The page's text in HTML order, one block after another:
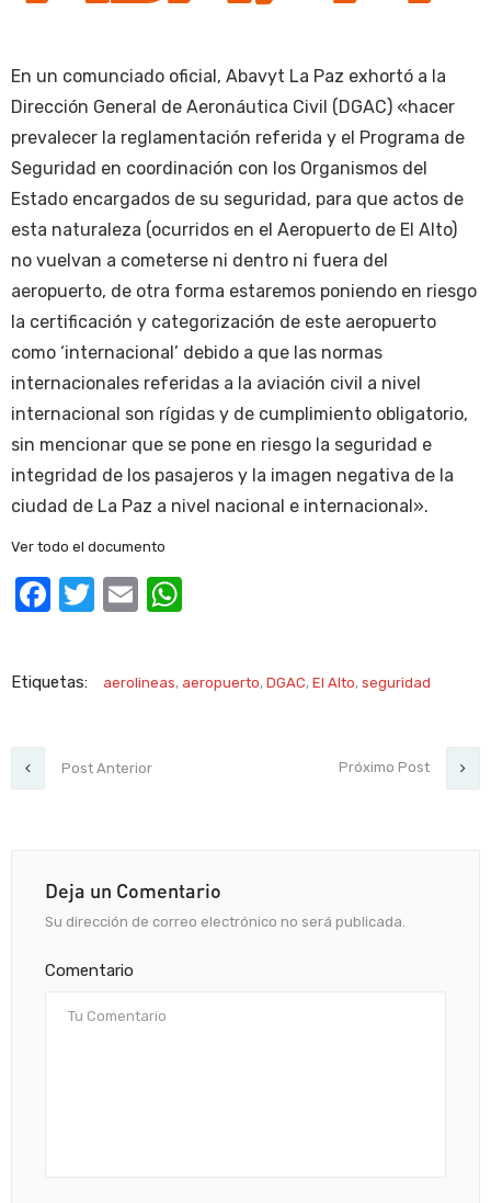
En un comunciado oficial, Abavyt La Paz exhortó a la
Dirección General de Aeronáutica Civil (DGAC) «hacer
prevalecer la reglamentación referida y el Programa de
Seguridad en coordinación con los Organismos del
Estado encargados de su seguridad, para que actos de
esta naturaleza (ocurridos en el Aeropuerto de El Alto)
no vuelvan a cometerse ni dentro ni fuera del
aeropuerto, de otra forma estaremos poniendo en riesgo
la certificación y categorización de este aeropuerto
como ‘internacional’ debido a que las normas
internacionales referidas a la aviación civil a nivel
internacional son rígidas y de cumplimiento obligatorio,
sin mencionar que se pone en riesgo la seguridad e
integridad de los pasajeros y la imagen negativa de la
ciudad de La Paz a nivel nacional e internacional».
Ver todo el documento
Facebook
Twitter
Email
Etiquetas: aerolineas, aeropuerto, DGAC, El Alto, seguridad
Post Anterior Próximo Post
Deja un Comentario
Su dirección de correo electrónico no será publicada.
Comentario